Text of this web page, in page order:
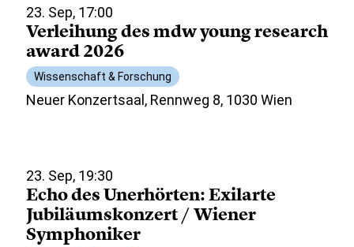
23. Sep, 17:00
Verleihung des mdw young research
award 2026
Wissenschaft & Forschung
Neuer Konzertsaal, Rennweg 8, 1030 Wien
23. Sep, 19:30
Echo des Unerhörten: Exilarte
Jubiläumskonzert / Wiener
Symphoniker